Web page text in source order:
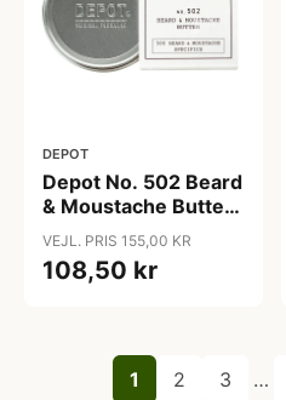
DEPOT
Depot No. 502 Beard
& Moustache Butter
(30 ml)
VEJL. PRIS 155,00 KR
108,50 kr
1 2 3 …